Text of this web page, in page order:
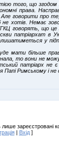
того, що
права.
говорити про
хотів. Немає
говорять, що це
патріархат в
у
мати більше
то вони не
патріарх не є
Папі Римському і
зареєстровані
| Вхід]